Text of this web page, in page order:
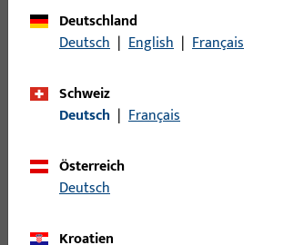
Lüfter
Mittelband
Nüsse
Öffnungsbegrenzung
Pilzkopfkippschließplatte
Profile
Deutschland
Deutsch | English | Français
Schweiz
Deutsch | Français
Österreich
Deutsch
Kroatien